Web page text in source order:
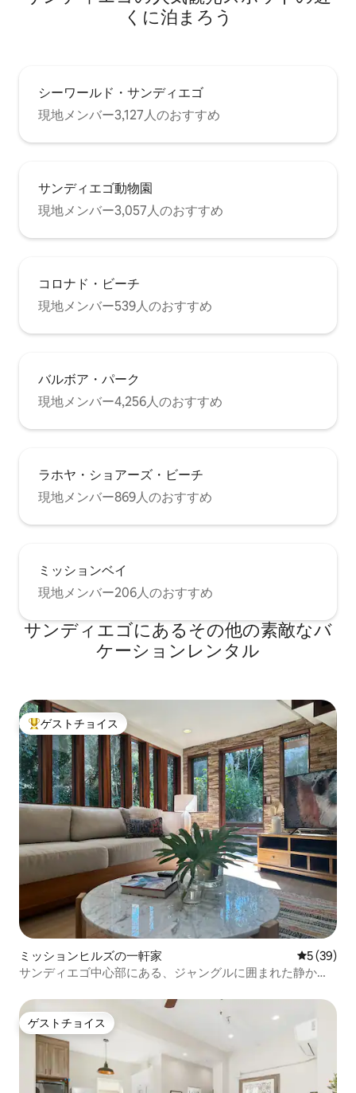
くに泊まろう
シーワールド・サンディエゴ
現地メンバー3,127人のおすすめ
サンディエゴ動物園
現地メンバー3,057人のおすすめ
コロナド・ビーチ
現地メンバー539人のおすすめ
バルボア・パーク
現地メンバー4,256人のおすすめ
ラホヤ・ショアーズ・ビーチ
現地メンバー869人のおすすめ
ミッションベイ
現地メンバー206人のおすすめ
サンディエゴにあるその他の素敵なバ
ケーションレンタル
大好評のゲストチョイスです。
ゲストチョイス
ミッションヒルズの一軒家 レビュー
5 (39)
サンディエゴ中心部にある、ジャングルに囲まれた静かな
ゲストチョイス
ゲストチョイス